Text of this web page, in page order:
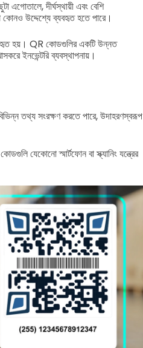
দীর্ঘস্থায়ী এবং বেশি
কোনও উদ্দেশ্যে ব্যবহৃত হতে পারে।
হয়। QR কোডগুলির একটি উন্নত
ইনভেন্টরি ব্যবস্থাপনায়।
তথ্য সংরক্ষণ করতে পারে, উদাহরণস্বরূপ
যেকোনো স্মার্টফোন বা স্ক্যানিং যন্ত্রের